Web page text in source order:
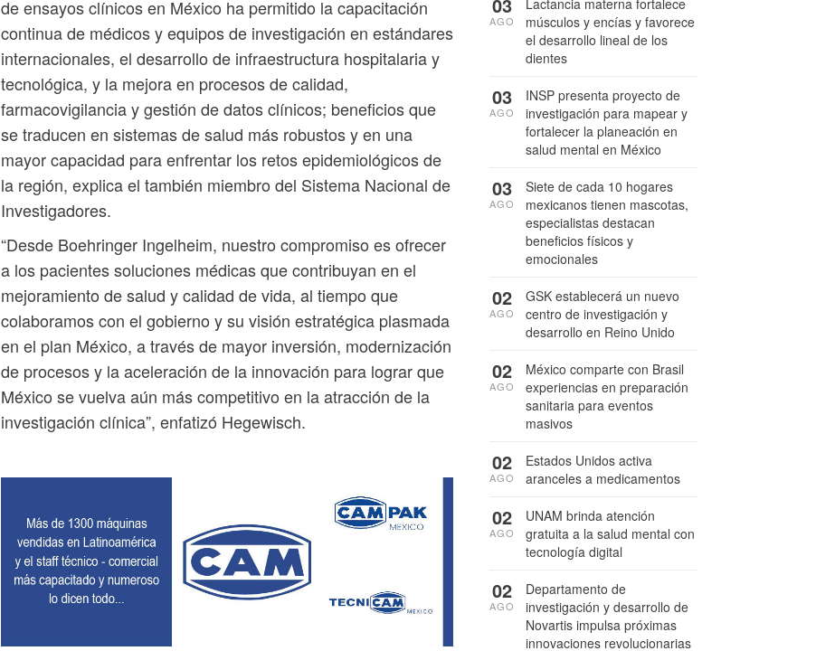
de ensayos clínicos en México ha permitido la capacitación
continua de médicos y equipos de investigación en estándares
internacionales, el desarrollo de infraestructura hospitalaria y
tecnológica, y la mejora en procesos de calidad,
farmacovigilancia y gestión de datos clínicos; beneficios que
se traducen en sistemas de salud más robustos y en una
mayor capacidad para enfrentar los retos epidemiológicos de
la región, explica el también miembro del Sistema Nacional de
Investigadores.
“Desde Boehringer Ingelheim, nuestro compromiso es ofrecer
a los pacientes soluciones médicas que contribuyan en el
mejoramiento de salud y calidad de vida, al tiempo que
colaboramos con el gobierno y su visión estratégica plasmada
en el plan México, a través de mayor inversión, modernización
de procesos y la aceleración de la innovación para lograr que
México se vuelva aún más competitivo en la atracción de la
investigación clínica”, enfatizó Hegewisch.
Lactancia materna fortalece
músculos y encías y favorece
el desarrollo lineal de los
dientes
AGO
INSP presenta proyecto de
investigación para mapear y
fortalecer la planeación en
salud mental en México
03
AGO
Siete de cada 10 hogares
mexicanos tienen mascotas,
especialistas destacan
beneficios físicos y
emocionales
03
AGO
GSK establecerá un nuevo
centro de investigación y
desarrollo en Reino Unido
02
AGO
México comparte con Brasil
experiencias en preparación
sanitaria para eventos
masivos
02
AGO
Estados Unidos activa
aranceles a medicamentos
02
AGO
UNAM brinda atención
gratuita a la salud mental con
tecnología digital
02
AGO
Departamento de
investigación y desarrollo de
Novartis impulsa próximas
innovaciones revolucionarias
02
AGO